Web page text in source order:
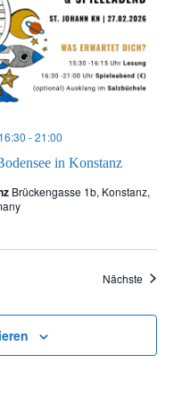
in Konstanz
-21:00
Brückengasse 1b, Konstanz,
Nächste